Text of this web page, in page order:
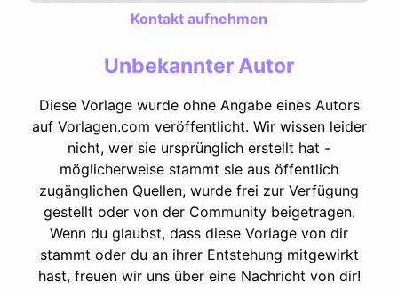
Kontakt aufnehmen
Unbekannter Autor
Diese Vorlage wurde ohne Angabe eines Autors
auf Vorlagen.com veröffentlicht. Wir wissen leider
nicht, wer sie ursprünglich erstellt hat -
möglicherweise stammt sie aus öffentlich
zugänglichen Quellen, wurde frei zur Verfügung
gestellt oder von der Community beigetragen.
Wenn du glaubst, dass diese Vorlage von dir
stammt oder du an ihrer Entstehung mitgewirkt
hast, freuen wir uns über eine Nachricht von dir!